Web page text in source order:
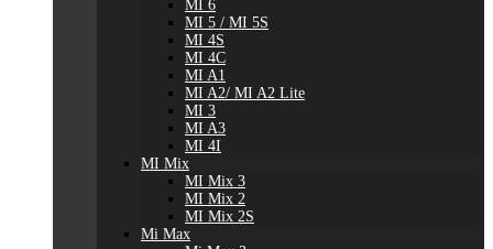
MI 6
MI 5 / MI 5S
MI 4S
MI 4C
MI A1
MI A2/ MI A2 Lite
MI 3
MI A3
MI 4I
MI Mix
MI Mix 3
MI Mix 2
MI Mix 2S
Mi Max